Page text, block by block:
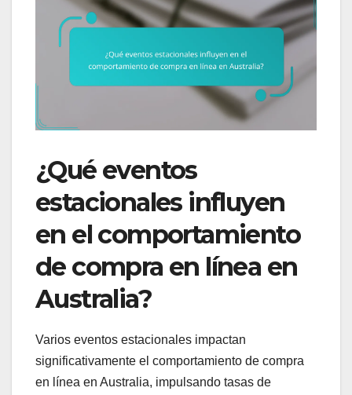
¿Qué eventos
estacionales influyen
en el comportamiento
de compra en línea en
Australia?
Varios eventos estacionales impactan
significativamente el comportamiento de compra
en línea en Australia, impulsando tasas de